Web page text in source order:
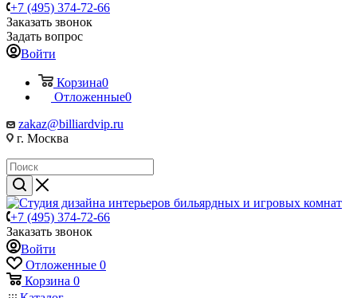
+7 (495) 374-72-66
Заказать звонок
Задать вопрос
Войти
Корзина0
Отложенные0
zakaz@billiardvip.ru
г. Москва
+7 (495) 374-72-66
Заказать звонок
Войти
Отложенные 0
Корзина 0